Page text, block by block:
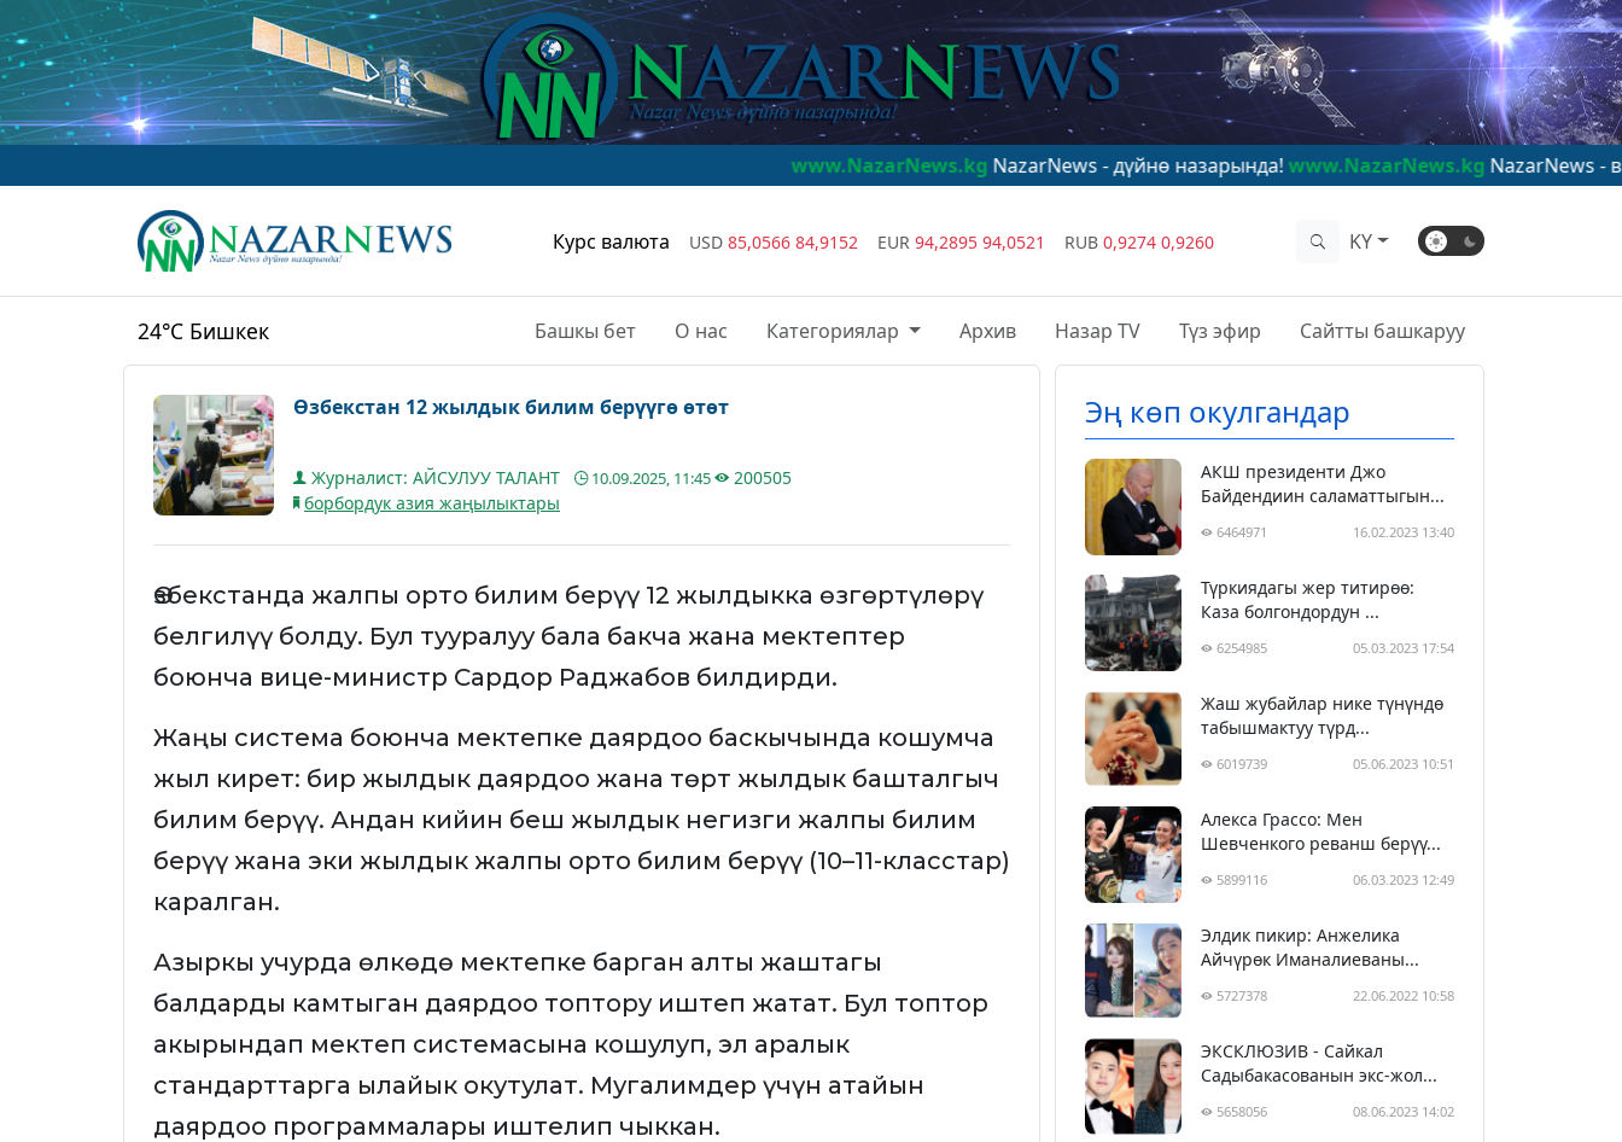
www.NazarNews.kgNazarNews - дүйнө назарында!www.NazarNews.kgNazarNews - в центре
Курс валюта USD 85,0566 84,9152 EUR 94,2895 94,0521 RUB 0,9274 0,9260 KY
24°C Бишкек Башкы бет О нас Категориялар Архив Назар TV Түз эфир Сайтты башкаруу
Өзбекстан 12 жылдык билим берүүгө өтөт
Журналист: АЙСУЛУУ ТАЛАНТ 10.09.2025, 11:45
200505
борбордук азия жаңылыктары
Өзбекстанда жалпы орто билим берүү 12 жылдыкка өзгөртүлөрү
белгилүү болду. Бул тууралуу бала бакча жана мектептер
боюнча вице-министр Сардор Раджабов билдирди.
Жаңы система боюнча мектепке даярдоо баскычында кошумча
жыл кирет: бир жылдык даярдоо жана төрт жылдык башталгыч
билим берүү. Андан кийин беш жылдык негизги жалпы билим
берүү жана эки жылдык жалпы орто билим берүү (10–11-класстар)
каралган.
Азыркы учурда өлкөдө мектепке барган алты жаштагы
балдарды камтыган даярдоо топтору иштеп жатат. Бул топтор
акырындап мектеп системасына кошулуп, эл аралык
стандарттарга ылайык окутулат. Мугалимдер үчүн атайын
даярдоо программалары иштелип чыккан.
Эң көп окулгандар
АКШ президенти Джо
Байдендиин саламаттыгын...
6464971 16.02.2023 13:40
Түркиядагы жер титирөө:
Каза болгондордун ...
6254985 05.03.2023 17:54
Жаш жубайлар нике түнүндө
табышмактуу түрд...
6019739 05.06.2023 10:51
Алекса Грассо: Мен
Шевченкого реванш берүү...
5899116 06.03.2023 12:49
Элдик пикир: Анжелика
Айчүрөк Иманалиеваны...
5727378 22.06.2022 10:58
ЭКСКЛЮЗИВ - Сайкал
Садыбакасованын экс-жол...
5658056 08.06.2023 14:02